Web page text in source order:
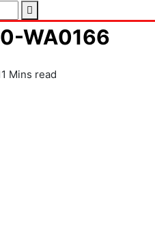
WA0166
1 Mins read